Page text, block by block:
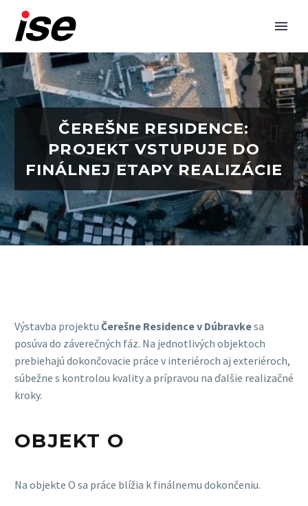
ČEREŠNE RESIDENCE:
PROJEKT VSTUPUJE DO
FINÁLNEJ ETAPY REALIZÁCIE
Výstavba projektu Čerešne Residence v Dúbravkesa
posúva do záverečných fáz. Na jednotlivých objektoch
prebiehajú dokončovacie práce v interiéroch aj exteriéroch,
súbežne s kontrolou kvality a prípravou na ďalšie realizačné
kroky.
OBJEKT O
Na objekte O sa práce blížia k finálnemu dokončeniu.